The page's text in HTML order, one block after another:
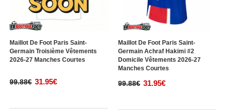
Maillot De Foot Paris Saint-
Germain Troisième Vêtements
2026-27 Manches Courtes
99.88€ 31.95€
Maillot De Foot Paris Saint-
Germain Achraf Hakimi #2
Domicile Vêtements 2026-27
Manches Courtes
99.88€ 31.95€